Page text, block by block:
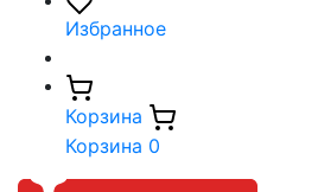
Избранное
Корзина
Корзина 0